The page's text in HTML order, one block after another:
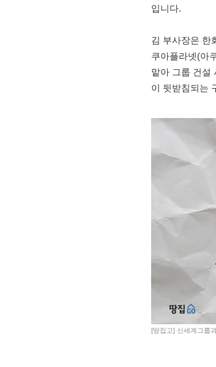
입니다.
김 부사장은 한
쿠아플라넷(아
맡아 그룹 건설
이 뒷받침되는
[땅집고] 신세계그룹